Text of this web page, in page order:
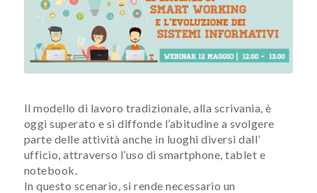
Il modello di lavoro tradizionale, alla scrivania, è
oggi superato e si diffonde l’abit​udine a svolgere
parte delle attività anche in luoghi diversi dall’​
ufficio, attraverso l’uso di smartphone, tablet e
notebook.
In questo scenario, si rende necessario un